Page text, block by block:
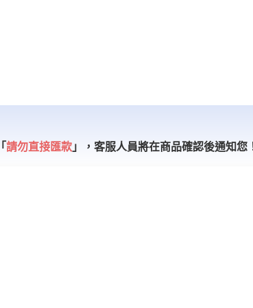
請勿直接匯款 」， 客服人員將在商品確認後通知您